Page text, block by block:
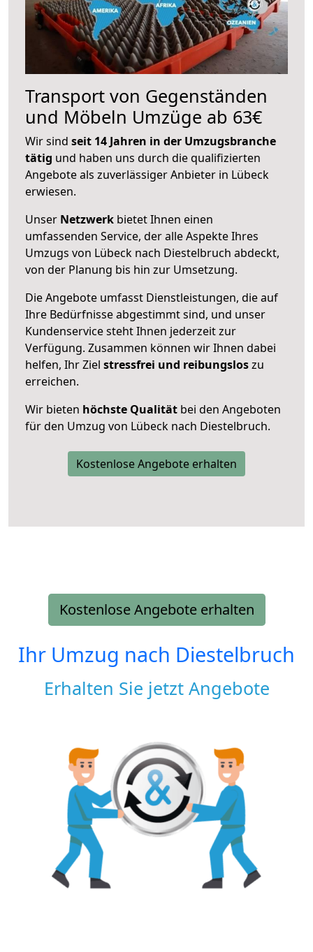
Transport von Gegenständen
und Möbeln Umzüge ab 63€
Wir sind seit 14 Jahren in der Umzugsbranche
tätig und haben uns durch die qualifizierten
Angebote als zuverlässiger Anbieter in Lübeck
erwiesen.
Unser Netzwerk bietet Ihnen einen
umfassenden Service, der alle Aspekte Ihres
Umzugs von Lübeck nach Diestelbruch abdeckt,
von der Planung bis hin zur Umsetzung.
Die Angebote umfasst Dienstleistungen, die auf
Ihre Bedürfnisse abgestimmt sind, und unser
Kundenservice steht Ihnen jederzeit zur
Verfügung. Zusammen können wir Ihnen dabei
helfen, Ihr Ziel stressfrei und reibungsloszu
erreichen.
Wir bieten höchste Qualität bei den Angeboten
für den Umzug von Lübeck nach Diestelbruch.
Kostenlose Angebote erhalten
Kostenlose Angebote erhalten
Ihr Umzug nach Diestelbruch
Erhalten Sie jetzt Angebote